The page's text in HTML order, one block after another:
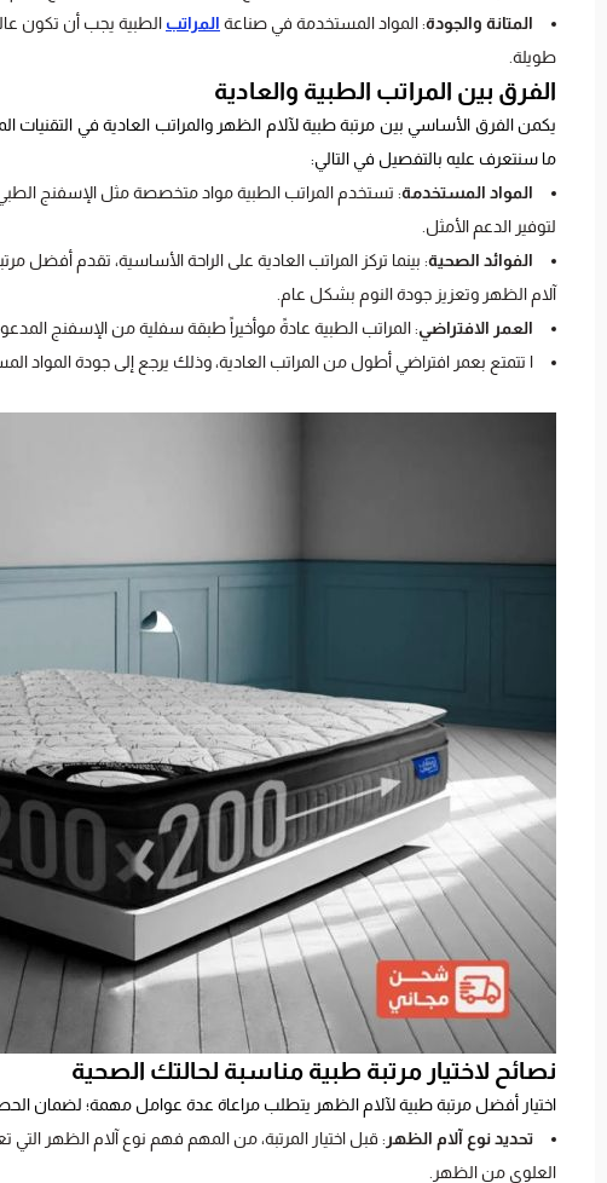
المتانة والجودة: المواد المستخدمة في صناعة المراتب الطبية يجب أن تكون
طويلة.
الفرق بين المراتب الطبية والعادية
يكمن الفرق الأساسي بين مرتبة طبية لآلام الظهر والمراتب العادية في التقنيات
ما سنتعرف عليه بالتفصيل في التالي:
المواد المستخدمة: تستخدم المراتب الطبية مواد متخصصة مثل الإسفنج الطبي
لتوفير الدعم الأمثل.
الفوائد الصحية: بينما تركز المراتب العادية على الراحة الأساسية، تقدم
آلام الظهر وتعزيز جودة النوم بشكل عام.
العمر الافتراضي: المراتب الطبية عادةً موأخيراً طبقة سفلية من الإسفنج
ا تتمتع بعمر افتراضي أطول من المراتب العادية، وذلك يرجع إلى جودة المواد
نصائح لاختيار مرتبة طبية مناسبة لحالتك الصحية
اختيار أفضل مرتبة طبية لآلام الظهر يتطلب مراعاة عدة عوامل مهمة؛ لضمان
تحديد نوع آلام الظهر : قبل اختيار المرتبة، من المهم فهم نوع آلام الظهر
العلوي من الظهر.